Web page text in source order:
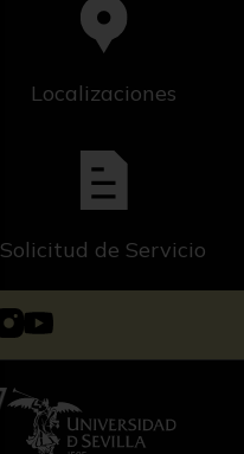
Localizaciones
Solicitud de Servicio